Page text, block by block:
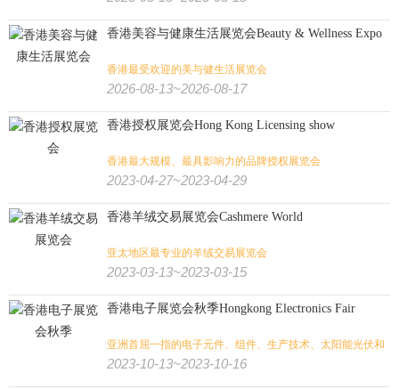
香港美容与健康生活展览会Beauty & Wellness Expo
香港最受欢迎的美与健生活展览会
2026-08-13~2026-08-17
香港授权展览会Hong Kong Licensing show
香港最大规模、最具影响力的品牌授权展览会
2023-04-27~2023-04-29
香港羊绒交易展览会Cashmere World
亚太地区最专业的羊绒交易展览会
2023-03-13~2023-03-15
香港电子展览会秋季Hongkong Electronics Fair
亚洲首屈一指的电子元件、组件、生产技术、太阳能光伏和
显示技术展览会
2023-10-13~2023-10-16